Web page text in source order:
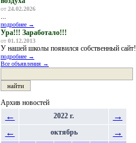
от 24.02.2026
...
подробнее →
Ура!!! Заработало!!!
от 01.12.2013
У нашей школы появился собственный сайт!
подробнее →
Все объявления →
Архив новостей
← 2022 г.
→
←
октябрь
→